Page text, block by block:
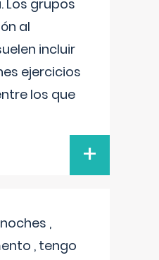
Los grupos
al
incluir
ejercicios
los que
+
,
, tengo